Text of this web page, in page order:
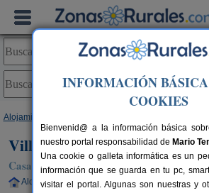
Alojamientos
Villa del Jerte
Casa Rural en El Torno (Cáceres)
Alquiler completo 7 plazas 98 km de
INFORMACIÓN
COOKIES
Bienvenid@ a la información básica
nuestro portal responsabilidad de Mario
Una cookie o galleta informática es un
información que se guarda en tu pc,
visitar el portal. Algunas son nuestras y